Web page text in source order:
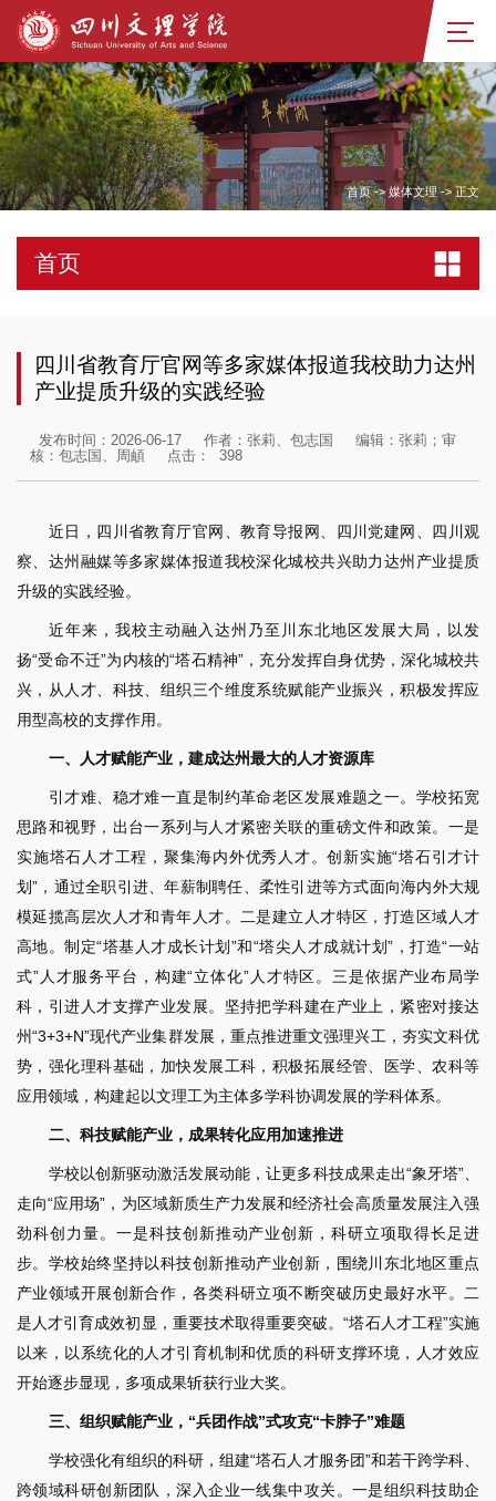
首页-> 媒体文理->正文
首页
四川省教育厅官网等多家媒体报道我校助力达州
产业提质升级的实践经验
发布时间：2026-06-17 作者：张莉、包志国
编辑：张莉；审
核：包志国、周頔
点击： 398
近日，四川省教育厅官网、教育导报网、四川党建网、四川观
察、达州融媒等多家媒体报道我校深化城校共兴助力达州产业提质
升级的实践经验。
近年来，我校主动融入达州乃至川东北地区发展大局，以发
扬“受命不迁”为内核的“塔石精神”，充分发挥自身优势，深化城校共
兴，从人才、科技、组织三个维度系统赋能产业振兴，积极发挥应
用型高校的支撑作用。
一、人才赋能产业，建成达州最大的人才资源库
引才难、稳才难一直是制约革命老区发展难题之一。学校拓宽
思路和视野，出台一系列与人才紧密关联的重磅文件和政策。一是
实施塔石人才工程，聚集海内外优秀人才。创新实施“塔石引才计
划”，通过全职引进、年薪制聘任、柔性引进等方式面向海内外大规
模延揽高层次人才和青年人才。二是建立人才特区，打造区域人才
高地。制定“塔基人才成长计划”和“塔尖人才成就计划”，打造“一站
式”人才服务平台，构建“立体化”人才特区。三是依据产业布局学
科，引进人才支撑产业发展。坚持把学科建在产业上，紧密对接达
州“3+3+N”现代产业集群发展，重点推进重文强理兴工，夯实文科优
势，强化理科基础，加快发展工科，积极拓展经管、医学、农科等
应用领域，构建起以文理工为主体多学科协调发展的学科体系。
二、科技赋能产业，成果转化应用加速推进
学校以创新驱动激活发展动能，让更多科技成果走出“象牙塔”、
走向“应用场”，为区域新质生产力发展和经济社会高质量发展注入强
劲科创力量。一是科技创新推动产业创新，科研立项取得长足进
步。学校始终坚持以科技创新推动产业创新，围绕川东北地区重点
产业领域开展创新合作，各类科研立项不断突破历史最好水平。二
是人才引育成效初显，重要技术取得重要突破。“塔石人才工程”实施
以来，以系统化的人才引育机制和优质的科研支撑环境，人才效应
开始逐步显现，多项成果斩获行业大奖。
三、组织赋能产业，“兵团作战”式攻克“卡脖子”难题
学校强化有组织的科研，组建“塔石人才服务团”和若干跨学科、
跨领域科研创新团队，深入企业一线集中攻关。一是组织科技助企